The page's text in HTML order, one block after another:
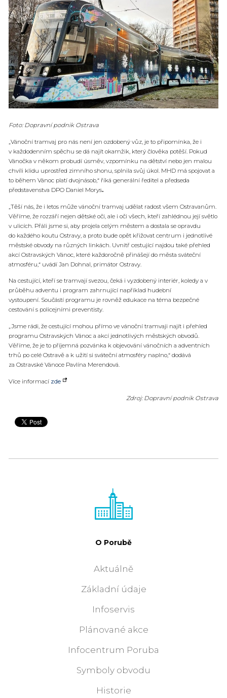
Foto: Dopravní podnik Ostrava
„Vánoční tramvaj pro nás není jen ozdobený vůz, je to připomínka, že i
v každodenním spěchu se dá najít okamžik, který člověka potěší. Pokud
Vánočka v někom probudí úsměv, vzpomínku na dětství nebo jen malou
chvíli klidu uprostřed zimního shonu, splnila svůj úkol. MHD má spojovat a
to během Vánoc platí dvojnásob,“ říká generální ředitel a předseda
představenstva DPO Daniel Morys.
„Těší nás, že i letos může vánoční tramvaj udělat radost všem Ostravanům.
Věříme, že rozzáří nejen dětské oči, ale i oči všech, kteří zahlédnou její světlo
v ulicích. Přáli jsme si, aby projela celým městem a dostala se opravdu
do každého koutu Ostravy, a proto bude opět křižovat centrum i jednotlivé
městské obvody na různých linkách. Uvnitř cestující najdou také přehled
akcí Ostravských Vánoc, které každoročně přinášejí do města sváteční
atmosféru,“ uvádí Jan Dohnal, primátor Ostravy.
Na cestující, kteří se tramvají svezou, čeká i vyzdobený interiér, koledy a v
průběhu adventu i program zahrnující například hudební
vystoupení. Součástí programu je rovněž edukace na téma bezpečné
cestování s policejními preventisty.
„Jsme rádi, že cestující mohou přímo ve vánoční tramvaji najít i přehled
programu Ostravských Vánoc a akcí jednotlivých městských obvodů.
Věříme, že je to příjemná pozvánka k objevování vánočních a adventních
trhů po celé Ostravě a k užití si sváteční atmosféry naplno,“ dodává
za Ostravské Vánoce Pavlína Merendová.
Více informací zde
Zdroj: Dopravní podnik Ostrava
O Porubě
Aktuálně
Základní údaje
Infoservis
Plánované akce
Infocentrum Poruba
Symboly obvodu
Historie